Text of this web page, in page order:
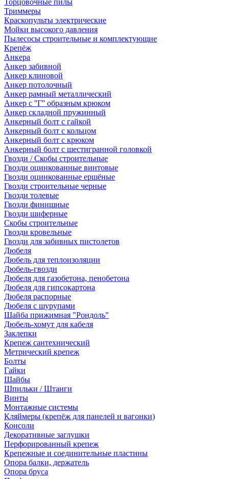
Торцовочные пилы
Триммеры
Краскопульты электрические
Мойки высокого давления
Пылесосы строительные и комплектующие
Крепёж
Анкера
Анкер забивной
Анкер клиновой
Анкер потолочный
Анкер рамный металлический
Анкер с ''Г'' образным крюком
Анкер складной пружинный
Анкерный болт с гайкой
Анкерный болт с кольцом
Анкерный болт с крюком
Анкерный болт с шестигранной головкой
Гвозди / Скобы строительные
Гвозди оцинкованные винтовые
Гвозди оцинкованные ершёные
Гвозди строительные черные
Гвозди толевые
Гвозди финишные
Гвозди шиферные
Скобы строительные
Гвозди кровельные
Гвозди для забивных пистолетов
Дюбеля
Дюбель для теплоизоляции
Дюбель-гвозди
Дюбеля для газобетона, пенобетона
Дюбеля для гипсокартона
Дюбеля распорные
Дюбеля с шурупами
Шайба прижимная "Рондоль"
Дюбель-хомут для кабеля
Заклепки
Крепеж сантехнический
Метрический крепеж
Болты
Гайки
Шайбы
Шпильки / Штанги
Винты
Монтажные системы
Кляймеры (крепёж для панелей и вагонки)
Консоли
Декоративные заглушки
Перфорированный крепеж
Крепежные и соединительные пластины
Опора балки, держатель
Опора бруса